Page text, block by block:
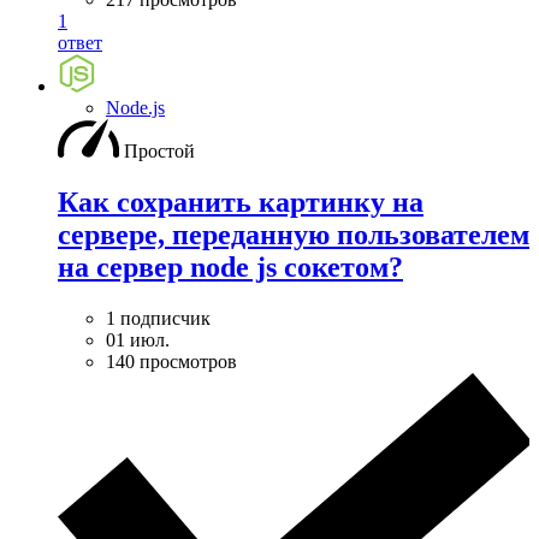
1
ответ
Node.js
Простой
Как сохранить картинку на
сервере, переданную пользователем
на сервер node js сокетом?
1 подписчик
01 июл.
140 просмотров